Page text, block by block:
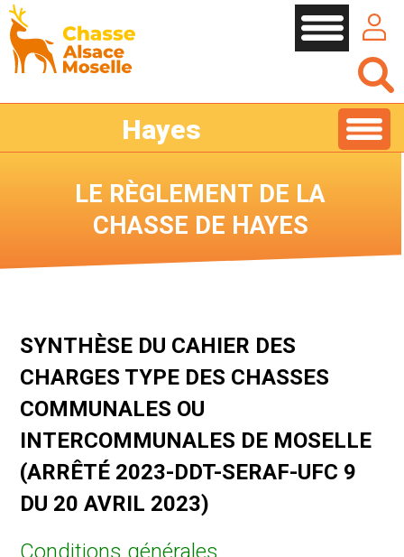
Hayes
LE RÈGLEMENT DE LA
CHASSE DE HAYES
SYNTHÈSE DU CAHIER DES
CHARGES TYPE DES CHASSES
COMMUNALES OU
INTERCOMMUNALES DE MOSELLE
(ARRÊTÉ 2023-DDT-SERAF-UFC 9
DU 20 AVRIL 2023)
Cookies management panel